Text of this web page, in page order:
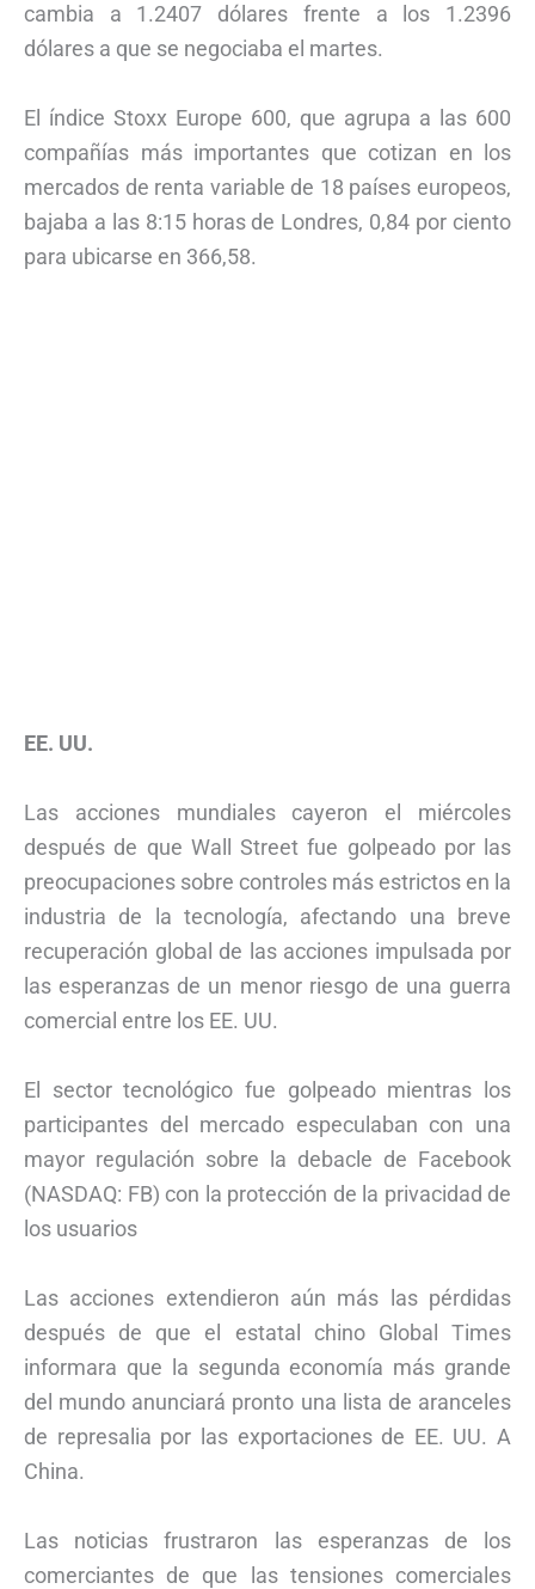
cambia a 1.2407 dólares frente a los 1.2396
dólares a que se negociaba el martes.
El índice Stoxx Europe 600, que agrupa a las 600
compañías más importantes que cotizan en los
mercados de renta variable de 18 países europeos,
bajaba a las 8:15 horas de Londres, 0,84 por ciento
para ubicarse en 366,58.
EE. UU.
Las acciones mundiales cayeron el miércoles
después de que Wall Street fue golpeado por las
preocupaciones sobre controles más estrictos en la
industria de la tecnología, afectando una breve
recuperación global de las acciones impulsada por
las esperanzas de un menor riesgo de una guerra
comercial entre los EE. UU.
El sector tecnológico fue golpeado mientras los
participantes del mercado especulaban con una
mayor regulación sobre la debacle de Facebook
(NASDAQ: FB) con la protección de la privacidad de
los usuarios
Las acciones extendieron aún más las pérdidas
después de que el estatal chino Global Times
informara que la segunda economía más grande
del mundo anunciará pronto una lista de aranceles
de represalia por las exportaciones de EE. UU. A
China.
Las noticias frustraron las esperanzas de los
comerciantes de que las tensiones comerciales